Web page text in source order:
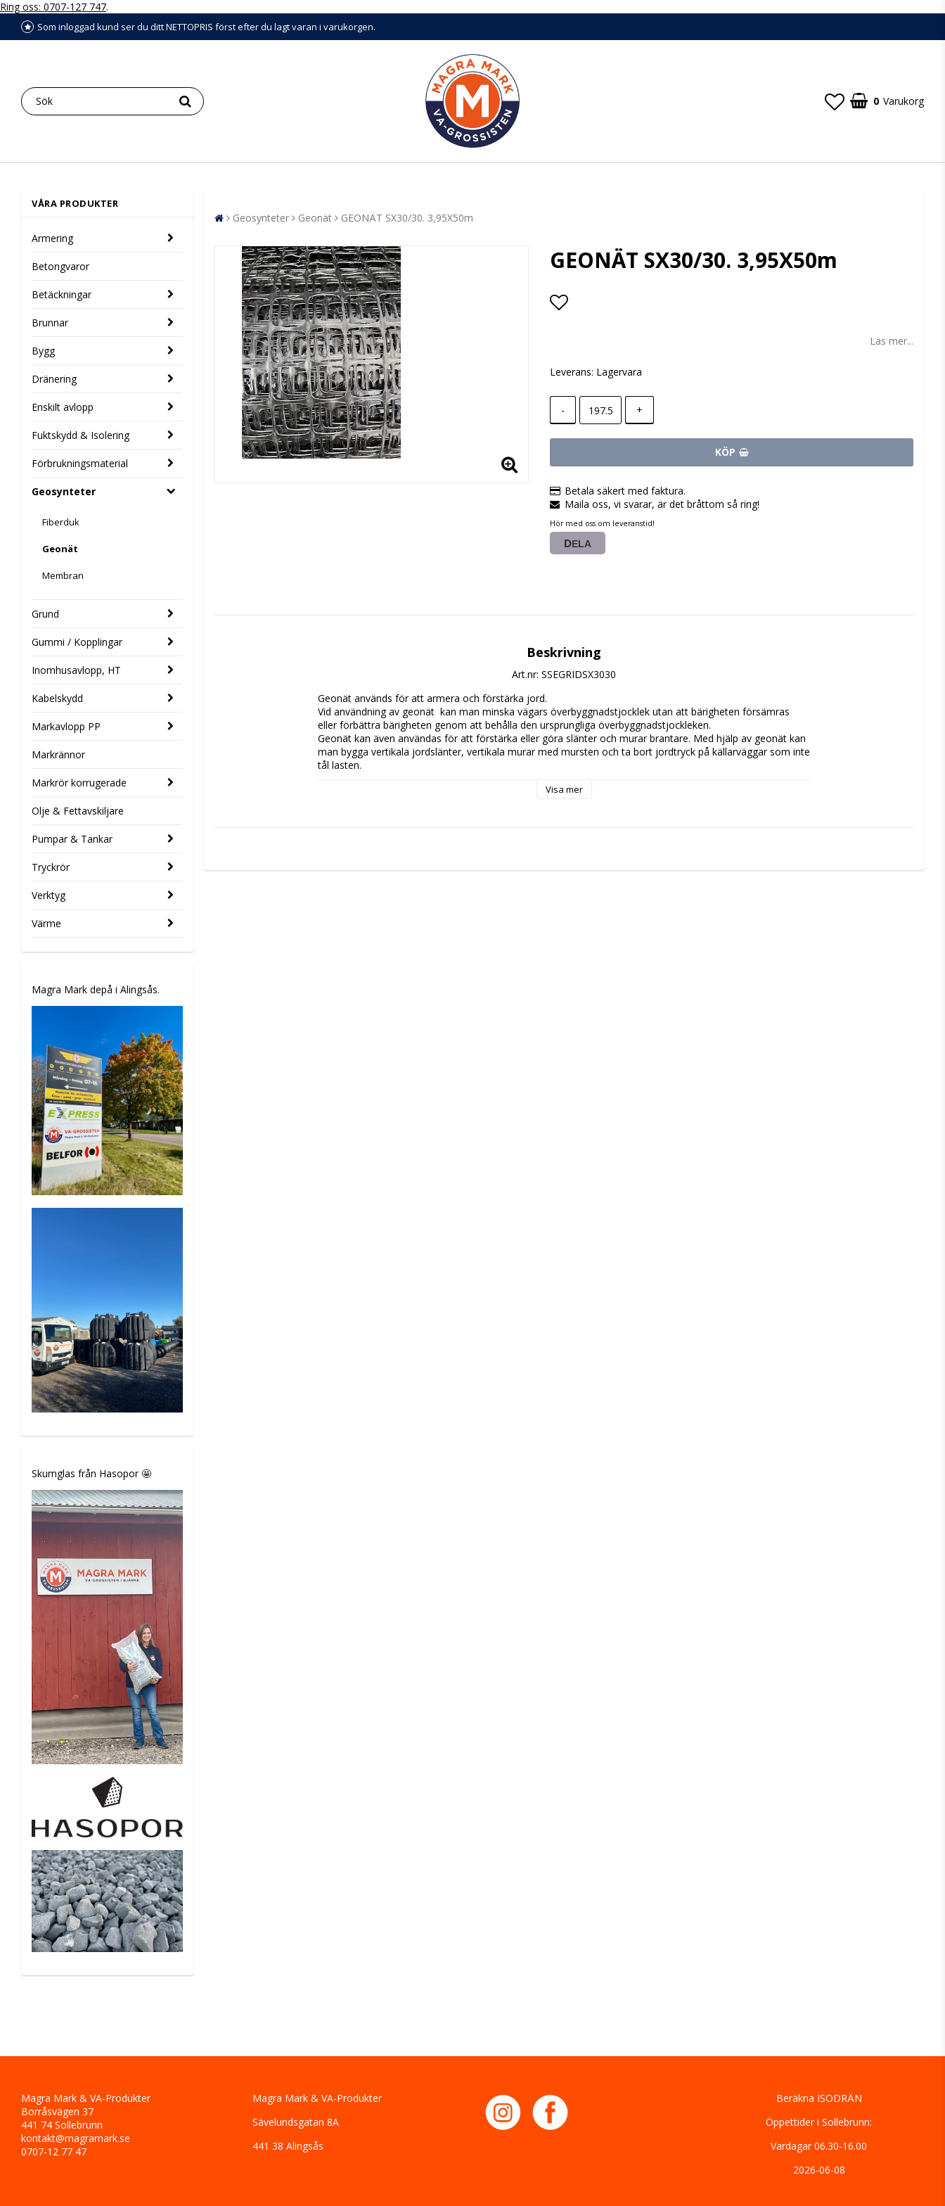
Ring oss: 0707-127 747.
Som inloggad kund ser du ditt NETTOPRIS först efter du lagt varan i varukorgen.
0 Varukorg
VÅRA PRODUKTER
Armering
Betongvaror
Betäckningar
Brunnar
Bygg
Dränering
Enskilt avlopp
Fuktskydd & Isolering
Förbrukningsmaterial
Geosynteter
Fiberduk
Geonät
Membran
Grund
Gummi / Kopplingar
Inomhusavlopp, HT
Kabelskydd
Markavlopp PP
Markrännor
Markrör korrugerade
Olje & Fettavskiljare
Pumpar & Tankar
Tryckrör
Verktyg
Värme
Magra Mark depå i Alingsås.
Skumglas från Hasopor 🤩
Geosynteter Geonät GEONÄT SX30/30. 3,95X50m
GEONÄT SX30/30. 3,95X50m
Läs mer...
Leverans: Lagervara
- +
KÖP
Betala säkert med faktura.
Maila oss, vi svarar, är det bråttom så ring!
Hör med oss om leveranstid!
DELA
Beskrivning
Art.nr: SSEGRIDSX3030
Geonät används för att armera och förstärka jord.
Vid användning av geonät  kan man minska vägars överbyggnadstjocklek utan att bärigheten försämras
eller förbättra bärigheten genom att behålla den ursprungliga överbyggnadstjockleken.
Geonät kan även användas för att förstärka eller göra slänter och murar brantare. Med hjälp av geonät kan
man bygga vertikala jordslänter, vertikala murar med mursten och ta bort jordtryck på källarväggar som inte
tål lasten.
Visa mer
Magra Mark & VA-Produkter
Borråsvägen 37
441 74 Sollebrunn
kontakt@magramark.se
0707-12 77 47
Magra Mark & VA-Produkter
Sävelundsgatan 8A
441 38 Alingsås
Beräkna ISODRÄN
Öppettider i Sollebrunn:
Vardagar 06.30-16.00
2026-06-08